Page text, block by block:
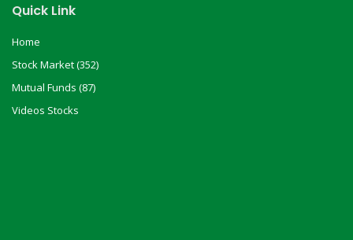
Quick Link
Home
Stock Market (352)
Mutual Funds (87)
Videos Stocks